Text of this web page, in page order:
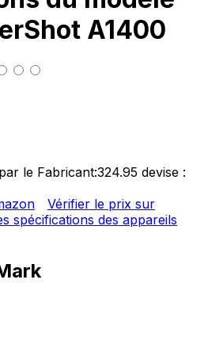
A1400
le Fabricant:324.95 devise :
Vérifier le prix sur
spécifications des appareils